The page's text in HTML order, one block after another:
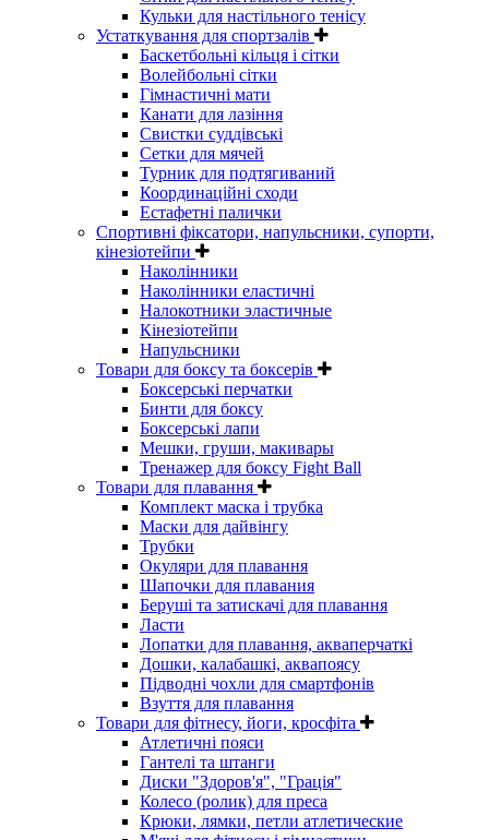
Кульки для настільного тенісу
Устаткування для спортзалів
Баскетбольні кільця і сітки
Волейбольні сітки
Гімнастичні мати
Канати для лазіння
Свистки суддівські
Сетки для мячей
Турник для подтягиваний
Координаційні сходи
Естафетні палички
Спортивні фіксатори, напульсники, супорти,
кінезіотейпи
Наколінники
Наколінники еластичні
Налокотники эластичные
Кінезіотейпи
Напульсники
Товари для боксу та боксерів
Боксерські перчатки
Бинти для боксу
Боксерські лапи
Мешки, груши, макивары
Тренажер для боксу Fight Ball
Товари для плавання
Комплект маска і трубка
Маски для дайвінгу
Трубки
Окуляри для плавання
Шапочки для плавания
Беруші та затискачі для плавання
Ласти
Лопатки для плавання, акваперчаткі
Дошки, калабашкі, аквапоясу
Підводні чохли для смартфонів
Взуття для плавання
Товари для фітнесу, йоги, кросфіта
Атлетичні пояси
Гантелі та штанги
Диски "Здоров'я", "Грація"
Колесо (ролик) для преса
Крюки, лямки, петли атлетические